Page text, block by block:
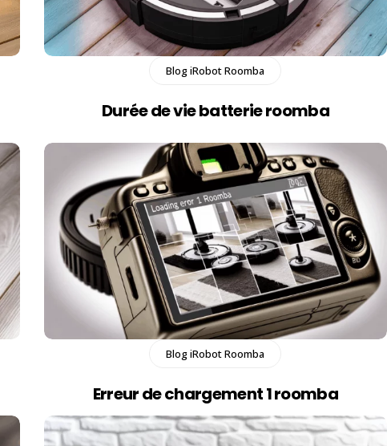
Blog iRobot Roomba
Durée de vie batterie roomba​
Blog iRobot Roomba
Erreur de chargement 1 roomba​